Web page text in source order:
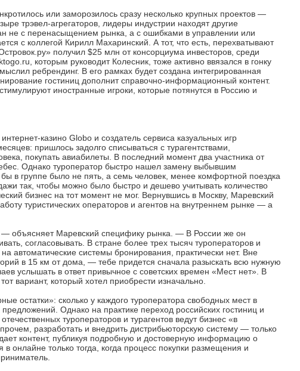
или заморозилось сразу несколько крупных проектов —
трэвел-агрегаторов, лидеры индустрии находят другие
не с перенасыщением рынка, а с ошибками в управлении или
с коллегой Кирилл Махаринский. А тот, что есть, перехватывают
получил $25 млн от консорциума инвесторов, среди
которым руководит Колесник, тоже активно ввязался в гонку
ребрендинг. В его рамках будет создана интегрированная
гостиниц дополнит справочно-информационный контент.
иностранные игроки, которые потянутся в Россию и
казино Globo и создатель сервиса казуальных игр
пришлось задолго списываться с турагентствами,
покупать авиабилеты. В последний момент два участника от
Однако туроператор быстро нашел замену выбывшим
в группе было не пять, а семь человек, менее комфортной поездка
так, чтобы можно было быстро и дешево учитывать количество
бизнес на тот момент не мог. Вернувшись в Москву, Маревский
туристических операторов и агентов на внутреннем рынке — а
— объясняет Маревский специфику рынка. — В России же он
согласовывать. В стране более трех тысяч туроператоров и
автоматические системы бронирования, практически нет. Вне
в 15 км от дома, — тебе придется сначала разыскать всю нужную
услышать в ответ привычное с советских времен «Мест нет». В
вариант, который хотел приобрести изначально.
остатки»: сколько у каждого туроператора свободных мест в
Однако на практике переход российских гостиниц и
туроператоров и турагентов ведут бизнес «в
разработать и внедрить дистрибьюторскую систему — только
контент, публикуя подробную и достоверную информацию о
онлайне только тогда, когда процесс покупки размещения и